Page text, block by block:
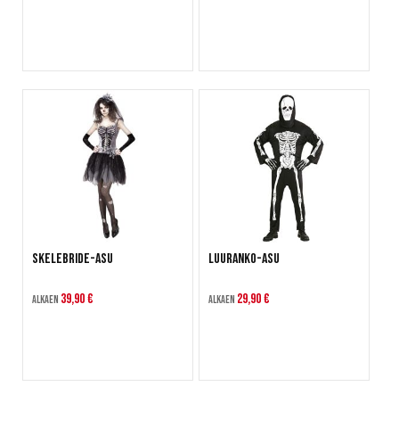
Skelebride-asu
Alkaen 39,90 €
Luuranko-asu
Alkaen 29,90 €